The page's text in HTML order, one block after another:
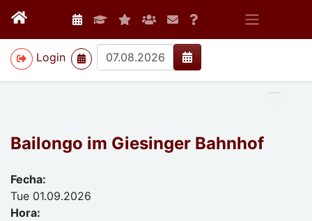
Login
>
Bailongo im Giesinger Bahnhof
Fecha:
Tue 01.09.2026
Hora: